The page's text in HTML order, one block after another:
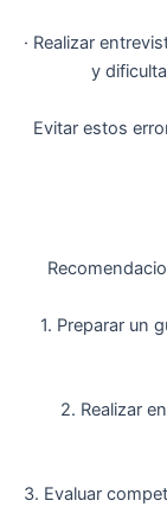
· Realizar
y
Evitar estos
1. Preparar un
2. Realizar
3. Evaluar